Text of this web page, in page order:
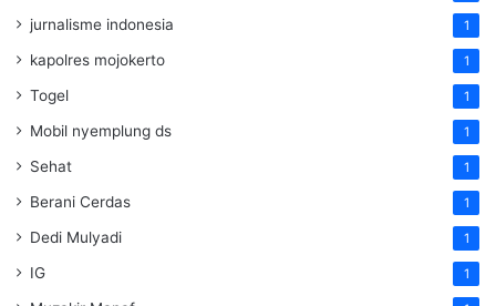
jurnalisme indonesia 1
kapolres mojokerto 1
Togel 1
Mobil nyemplung ds 1
Sehat 1
Berani Cerdas 1
Dedi Mulyadi 1
IG 1